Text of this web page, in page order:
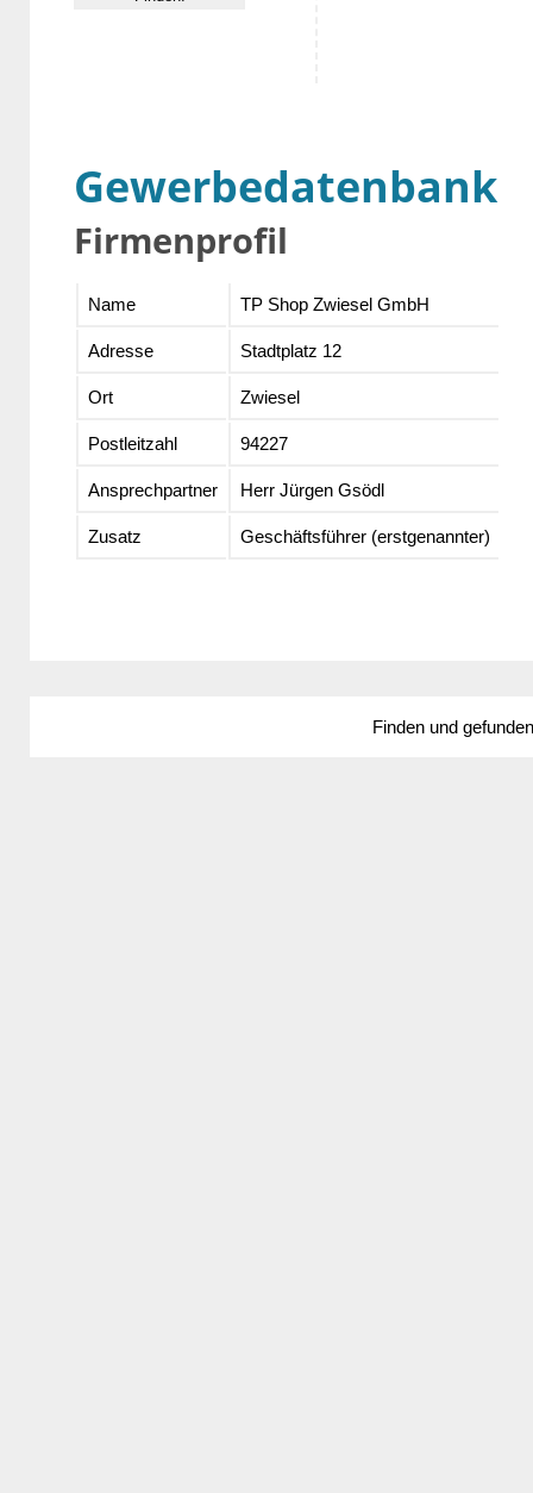
Gewerbedatenbank
Firmenprofil
Name TP Shop Zwiesel GmbH
Adresse Stadtplatz 12
Ort Zwiesel
Postleitzahl 94227
Ansprechpartner Herr Jürgen Gsödl
Zusatz Geschäftsführer (erstgenannter)
Finden und